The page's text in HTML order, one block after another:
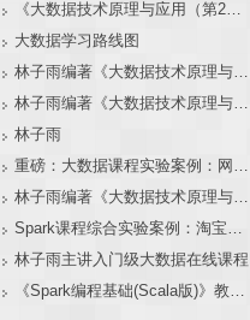
《大数据技术原理与应用（第2版）》教材官网
大数据学习路线图
林子雨编著《大数据技术原理与应用（第3版）》教材官网
林子雨编著《大数据技术原理与应用》教材配套大数据软件安装和编程实践指南
林子雨
重磅：大数据课程实验案例：网站用户行为分析（免费共享）
林子雨编著《大数据技术原理与应用（第3版）》教材配套大数据软件安装和编程实践指南
Spark课程综合实验案例：淘宝双11数据分析与预测
林子雨主讲入门级大数据在线课程
《Spark编程基础(Scala版)》教材官网